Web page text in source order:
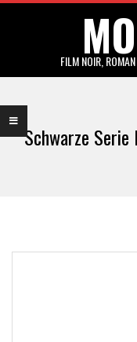
FILM NOIR,
Navigation
MenuSchwarze Serie